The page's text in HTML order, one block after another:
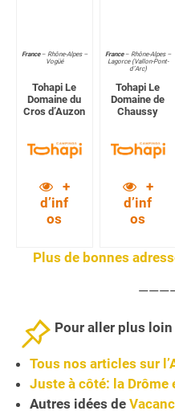
France– Rhône-Alpes –
Vogüé
Tohapi Le
Domaine du
Cros d’Auzon
+
d’inf
os
France– Rhône-Alpes –
Lagorce (Vallon-Pont-
d’Arc)
Tohapi Le
Domaine de
Chaussy
+
d’inf
os
Plus de bonnes
Pour aller plus loin
Tous nos articles sur
Juste à côté: la Drôme
Autres idées de